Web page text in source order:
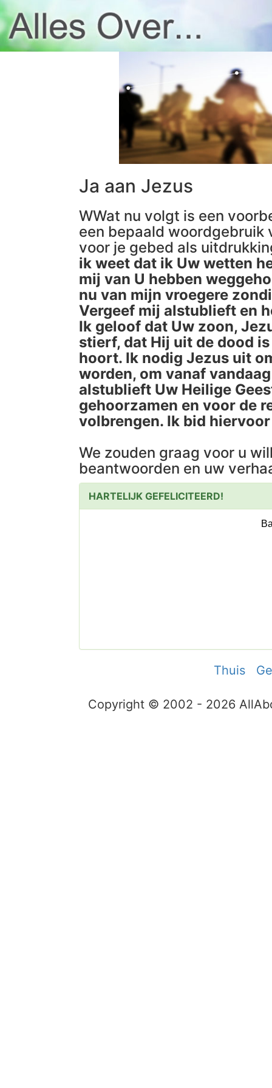
Ja aan Jezus
WWat nu volgt is een
een bepaald woordgebruik
voor je gebed als
ik weet dat ik Uw wetten
mij van U hebben
nu van mijn vroegere
Vergeef mij alstublieft en
Ik geloof dat Uw zoon,
stierf, dat Hij uit de dood
hoort. Ik nodig Jezus uit
worden, om vanaf
alstublieft Uw Heilige
gehoorzamen en voor de
volbrengen. Ik bid
We zouden graag voor u
beantwoorden en uw
HARTELIJK GEFELICITEERD!
Thuis
Copyright © 2002 - 2026